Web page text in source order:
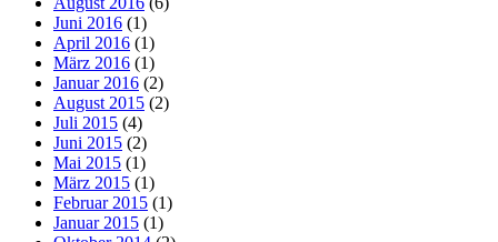
Juni 2016 (1)
April 2016 (1)
März 2016 (1)
Januar 2016 (2)
August 2015 (2)
Juli 2015 (4)
Juni 2015 (2)
Mai 2015 (1)
März 2015 (1)
Februar 2015 (1)
Januar 2015 (1)